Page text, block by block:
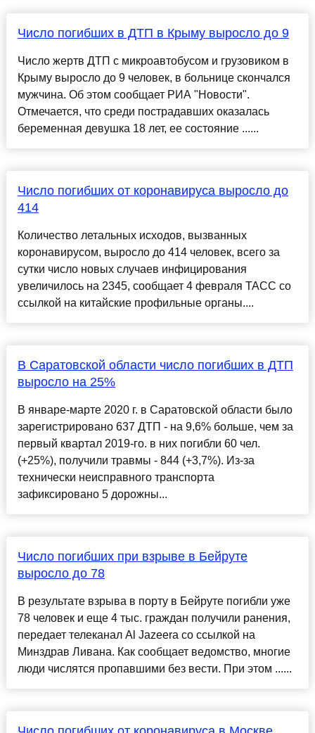
Число погибших в ДТП в Крыму выросло до 9
Число жертв ДТП с микроавтобусом и грузовиком в
Крыму выросло до 9 человек, в больнице скончался
мужчина. Об этом сообщает РИА "Новости".
Отмечается, что среди пострадавших оказалась
беременная девушка 18 лет, ее состояние ......
Число погибших от коронавируса выросло до
414
Количество летальных исходов, вызванных
коронавирусом, выросло до 414 человек, всего за
сутки число новых случаев инфицирования
увеличилось на 2345, сообщает 4 февраля ТАСС со
ссылкой на китайские профильные органы....
В Саратовской области число погибших в ДТП
выросло на 25%
В январе-марте 2020 г. в Саратовской области было
зарегистрировано 637 ДТП - на 9,6% больше, чем за
первый квартал 2019-го. в них погибли 60 чел.
(+25%), получили травмы - 844 (+3,7%). Из-за
технически неисправного транспорта
зафиксировано 5 дорожны...
Число погибших при взрыве в Бейруте
выросло до 78
В результате взрыва в порту в Бейруте погибли уже
78 человек и еще 4 тыс. граждан получили ранения,
передает телеканал Al Jazeera со ссылкой на
Минздрав Ливана. Как сообщает ведомство, многие
люди числятся пропавшими без вести. При этом ......